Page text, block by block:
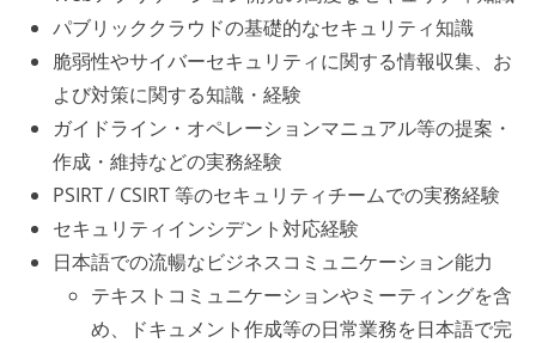
パブリッククラウドの基礎的なセキュリティ知識
脆弱性やサイバーセキュリティに関する情報収集、お
よび対策に関する知識・経験
ガイドライン・オペレーションマニュアル等の提案・
作成・維持などの実務経験
PSIRT / CSIRT 等のセキュリティチームでの実務経験
セキュリティインシデント対応経験
日本語での流暢なビジネスコミュニケーション能力
テキストコミュニケーションやミーティングを含
め、ドキュメント作成等の日常業務を日本語で完